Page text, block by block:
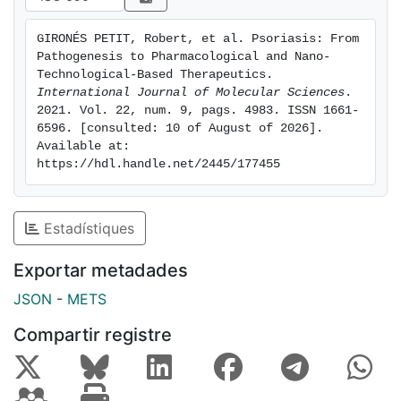
biodegradable nanoparticles; microneedles; clinical
GIRONÉS PETIT, Robert, et al. Psoriasis: From
Pathogenesis to Pharmacological and Nano-
International Journal of Molecular Sciences .
2021. Vol. 22, num. 9, pags. 4983. ISSN 1661-
6596. [consulted: 10 of August of 2026].
Available at:
https://hdl.handle.net/2445/177455
Estadístiques
Exportar metadades
JSON - METS
Compartir registre